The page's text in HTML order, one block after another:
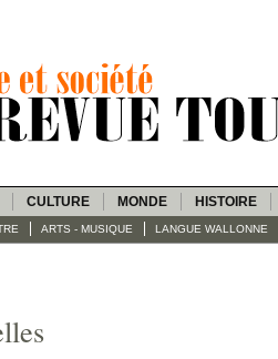
CULTURE MONDE HISTOIRE
ARTS - MUSIQUE LANGUE WALLONNE